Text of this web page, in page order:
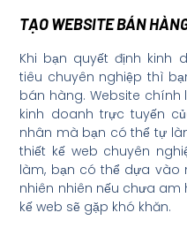
TẠO WEBSITE BÁN
Khi bạn quyết định kinh
tiêu chuyên nghiệp thì
bán hàng. Website
kinh doanh trực tuyến
nhân mà bạn có thể tự
thiết kế web chuyên
làm, bạn có thể dựa vào
nhiên nhiên nếu chưa am
kế web sẽ gặp khó khăn.